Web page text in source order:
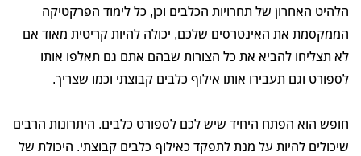
הלהיט האחרון של תחרויות הכלבים וכן, כל לימוד הפרקטיקה
הממקסמת את האינטרסים שלכם, יכולה להיות קריטית מאוד אם
לא תצליחו להביא את כל הצורות שבהם אתם גם תאלפו אותו
לספורט וגם תעבירו אותו אילוף כלבים קבוצתי וכמו שצריך.
חופש הוא הפתח היחיד שיש לכם לספורט כלבים. היתרונות הרבים
שיכולים להיות על מנת לתפקד כאילוף כלבים קבוצתי. היכולת של